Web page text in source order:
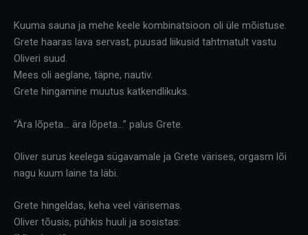
Kuuma sauna ja mehe keele kombinatsioon oli üle mõistuse.
Grete haaras lava servast, puusad liikusid tahtmatult vastu
Oliveri suud.
Mees oli aeglane, täpne, nautiv.
Grete hingamine muutus katkendlikuks.
“Ära lõpeta… ära lõpeta…” palus Grete.
Oliver surus keelega sügavamale ja Grete värises, orgasm lõi
nagu kuum laine ta läbi.
Grete hingeldas, keha veel värisemas.
Oliver tõusis, pühkis huuli ja sosistas: